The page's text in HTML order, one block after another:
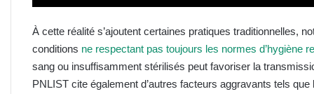
À cette réalité s’ajoutent certaines pratiques traditionnelles,
conditions ne respectant pas toujours les normes d’hygiène
sang ou insuffisamment stérilisés peut favoriser la
PNLIST cite également d’autres facteurs aggravants tels que